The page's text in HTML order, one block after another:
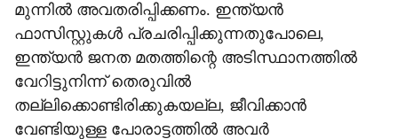
മുന്നില്‍ അവതരിപ്പിക്കണം. ഇന്ത്യന്‍
ഫാസിസ്റ്റുകള്‍ പ്രചരിപ്പിക്കുന്നതുപോലെ,
ഇന്ത്യന്‍ ജനത മതത്തിന്റെ അടിസ്ഥാനത്തില്‍
വേറിട്ടുനിന്ന് തെരുവില്‍
തല്ലിക്കൊണ്ടിരിക്കുകയല്ല, ജീവിക്കാന്‍
വേണ്ടിയുള്ള പോരാട്ടത്തില്‍ അവര്‍